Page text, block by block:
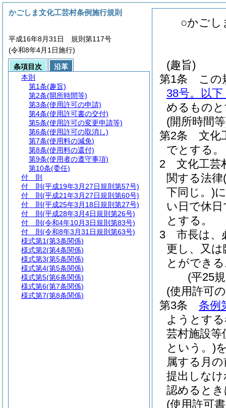
○かごし
(趣旨)
第1条
この
38号。以
めるもの
(開所時間
第2条
文化
でとする。
2
文化工芸
関する法律
下同じ。)
い日で休
とする。
3
市長は、
更し、又
とができ
(平25
(使用許可
第3条
条例
ようとす
芸村施設等
という。)
属する月
提出しな
認めると
(使用許可
かごしま文化工芸村条例施行規則
平成16年8月31日 規則第117号
(令和8年4月1日施行)
条項目次
沿革
本則
第1条(趣旨)
第2条(開所時間等)
第3条(使用許可の申請)
第4条(使用許可書の交付)
第5条(使用許可の変更申請等)
第6条(使用許可の取消し)
第7条(使用料の減免)
第8条(使用料の還付)
第9条(使用者の遵守事項)
第10条(委任)
付 則
付 則 (平成19年3月27日規則第57号)
付 則 (平成21年3月27日規則第60号)
付 則 (平成25年3月18日規則第27号)
付 則 (平成28年3月4日規則第26号)
付 則 (令和4年10月3日規則第83号)
付 則 (令和8年3月31日規則第63号)
様式第1(第3条関係)
様式第2(第4条関係)
様式第3(第5条関係)
様式第4(第5条関係)
様式第5(第6条関係)
様式第6(第7条関係)
様式第7(第8条関係)